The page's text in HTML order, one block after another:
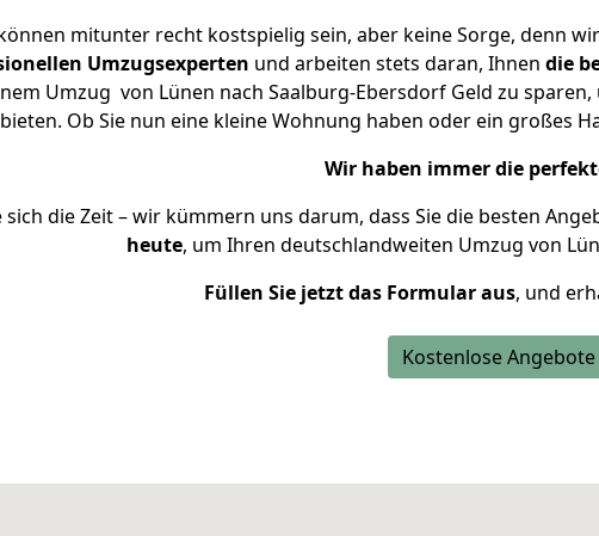
mitunter recht kostspielig sein, aber keine Sorge, denn
Umzugsexperten und arbeiten stets daran, Ihnen die
Umzug von Lünen nach Saalburg-Ebersdorf Geld zu
bieten. Ob Sie nun eine kleine Wohnung haben oder ein großes
Wir haben immer die
sich die Zeit – wir kümmern uns darum, dass Sie die besten
heute, um Ihren deutschlandweiten Umzug von
Füllen Sie jetzt das Formular aus, und
Kostenlose